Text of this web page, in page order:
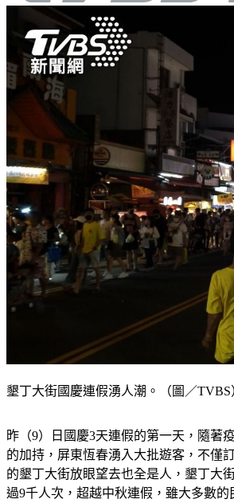
墾丁大街國慶連假湧人潮。（圖／TVBS
昨（9）日國慶3天連假的第一天，隨著
的加持，屏東恆春湧入大批遊客，不僅
的墾丁大街放眼望去也全是人，墾丁大
過9千人次，超越中秋連假，雖大多數